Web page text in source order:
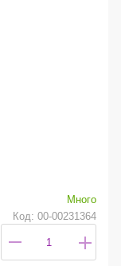
Много
Код: 00-00231364